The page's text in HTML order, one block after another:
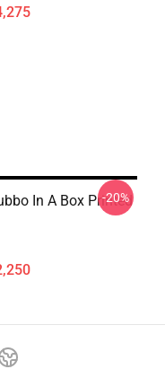
In A Box Printed
-20%